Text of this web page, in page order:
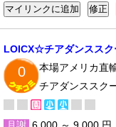
LOICX☆チアダンススク
0
本場アメリカ直
チアダンススク